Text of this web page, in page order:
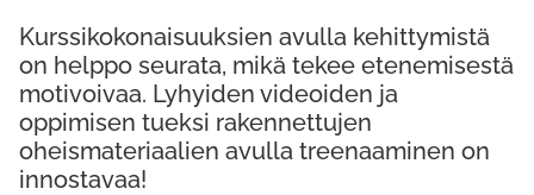
Kurssikokonaisuuksien avulla kehittymistä
on helppo seurata, mikä tekee etenemisestä
motivoivaa. Lyhyiden videoiden ja
oppimisen tueksi rakennettujen
oheismateriaalien avulla treenaaminen on
innostavaa!